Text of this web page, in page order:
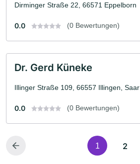
Dirminger Straße 22, 66571 Eppelborn
0.0 (0 Bewertungen)
Dr. Gerd Küneke
Illinger Straße 109, 66557 Illingen, Saar
0.0 (0 Bewertungen)
1 2